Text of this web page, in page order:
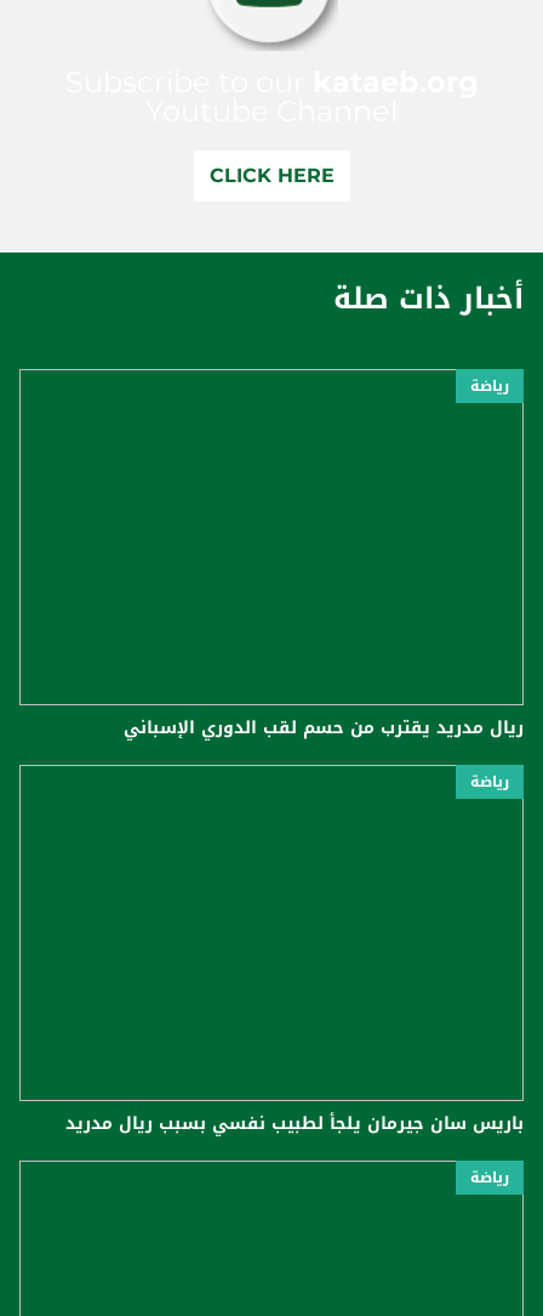
CLICK HERE
أخبار ذات صلة
رياضة
ريال مدريد يقترب من حسم لقب الدوري الإسباني
رياضة
باريس سان جيرمان يلجأ لطبيب نفسي بسبب ريال مدريد
رياضة